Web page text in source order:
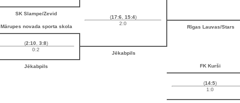
SK Slampe/Zevid
(17:6 15:4)
2:0
Mārupes novada sporta skola Rīgas Lauvas/Stars
(2:10 3:8)
0:2
Jēkabpils
Jēkabpils FK Kurši
(14:5)
1:0